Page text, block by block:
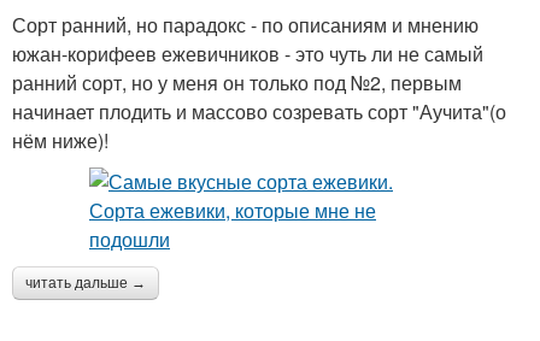
Сорт ранний, но парадокс - по описаниям и мнению
южан-корифеев ежевичников - это чуть ли не самый
ранний сорт, но у меня он только под №2, первым
начинает плодить и массово созревать сорт "Аучита"(о
нём ниже)!
читать дальше →